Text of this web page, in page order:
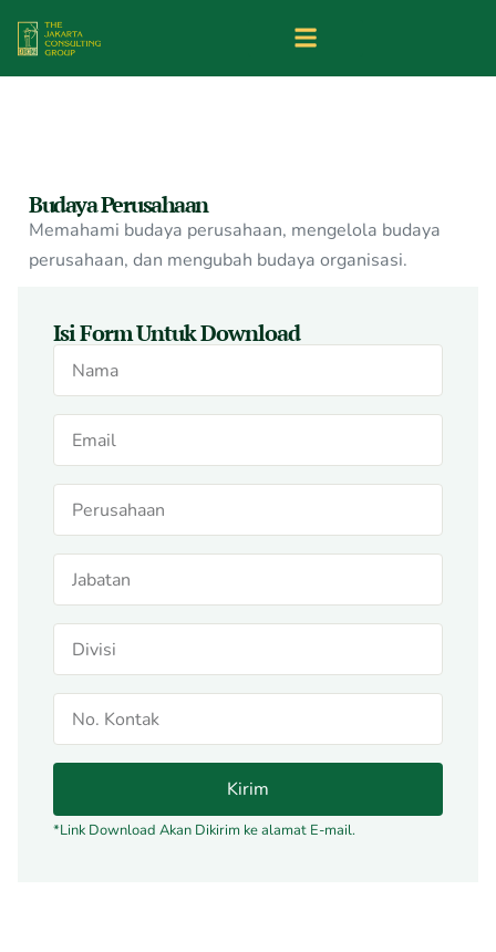
Budaya Perusahaan
Memahami budaya perusahaan, mengelola budaya
perusahaan, dan mengubah budaya organisasi.
Isi Form Untuk Download
Kirim
*Link Download Akan Dikirim ke alamat E-mail.